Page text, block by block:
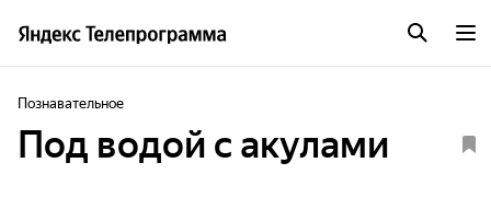
Познавательное
Под водой с акулами